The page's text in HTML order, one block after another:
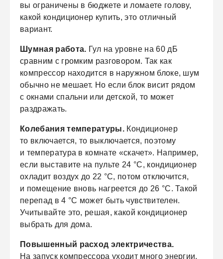
вы ограничены в бюджете и ломаете голову,
какой кондиционер купить, это отличный
вариант.
Шумная работа. Гул на уровне на 60 дБ
сравним с громким разговором. Так как
компрессор находится в наружном блоке, шум
обычно не мешает. Но если блок висит рядом
с окнами спальни или детской, то может
раздражать.
Колебания температуры. Кондиционер
то включается, то выключается, поэтому
и температура в комнате «скачет». Например,
если выставите на пульте 24 °C, кондиционер
охладит воздух до 22 °C, потом отключится,
и помещение вновь нагреется до 26 °C. Такой
перепад в 4 °C может быть чувствителен.
Учитывайте это, решая, какой кондиционер
выбрать для дома.
Повышенный расход электричества.
На запуск компрессора уходит много энергии.